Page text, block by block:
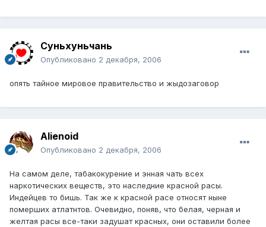
Суньхуньчань
Опубликовано 2 декабря, 2006
опять тайное мировое правительство и жыдозаговор
Alienoid
Опубликовано 2 декабря, 2006
На самом деле, табакокурение и энная чать всех
наркотических веществ, это наследние красной расы.
Индейцев то бишь. Так же к красной расе относят ныне
померших атлатнтов. Очевидно, поняв, что белая, черная и
желтая расы все-таки задушат красных, они оставили более